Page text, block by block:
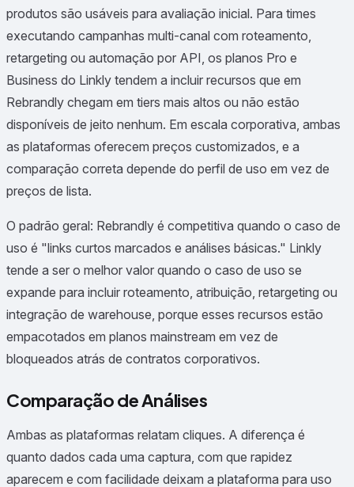
produtos são usáveis para avaliação inicial. Para times
executando campanhas multi-canal com roteamento,
retargeting ou automação por API, os planos Pro e
Business do Linkly tendem a incluir recursos que em
Rebrandly chegam em tiers mais altos ou não estão
disponíveis de jeito nenhum. Em escala corporativa, ambas
as plataformas oferecem preços customizados, e a
comparação correta depende do perfil de uso em vez de
preços de lista.
O padrão geral: Rebrandly é competitiva quando o caso de
uso é "links curtos marcados e análises básicas." Linkly
tende a ser o melhor valor quando o caso de uso se
expande para incluir roteamento, atribuição, retargeting ou
integração de warehouse, porque esses recursos estão
empacotados em planos mainstream em vez de
bloqueados atrás de contratos corporativos.
Comparação de Análises
Ambas as plataformas relatam cliques. A diferença é
quanto dados cada uma captura, com que rapidez
aparecem e com facilidade deixam a plataforma para uso